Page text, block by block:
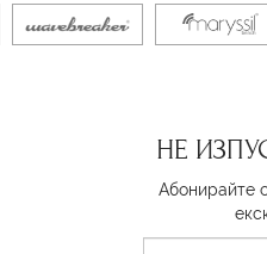
НЕ
Абонирайте